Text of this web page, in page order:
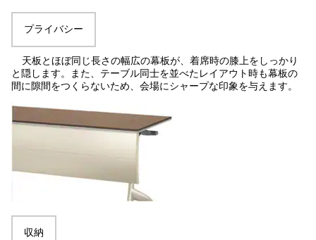
プライバシー
天板とほぼ同じ長さの幅広の幕板が、着席時の膝上をしっかり
と隠します。また、テーブル同士を並べたレイアウト時も幕板の
間に隙間をつくらないため、会場にシャープな印象を与えます。
収納